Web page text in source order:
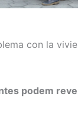
con la
podem